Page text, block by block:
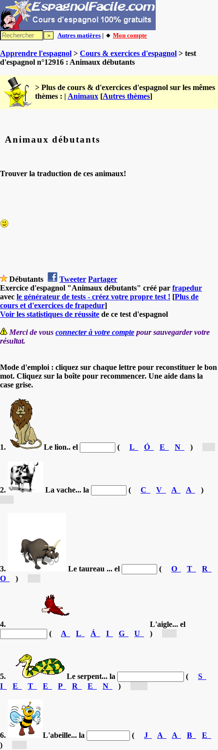
Autres matières | 🔸 Mon compte
Apprendre l'espagnol > Cours & exercices d'espagnol > test
d'espagnol n°12916 : Animaux débutants
> Plus de cours & d'exercices d'espagnol sur les mêmes
thèmes : | Animaux [Autres thèmes]
Animaux débutants
Trouver la traduction de ces animaux!
Débutants Tweeter Partager
Exercice d'espagnol "Animaux débutants" créé par frapedur
avec le générateur de tests - créez votre propre test ! [Plus de
cours et d'exercices de frapedur]
Voir les statistiques de réussite de ce test d'espagnol
Merci de vous connecter à votre compte pour sauvegarder votre
résultat.
Mode d'emploi : cliquez sur chaque lettre pour reconstituer le bon
mot. Cliquez sur la boîte pour recommencer. Une aide dans la
case grise.
1. Le lion.. el ( L Ó E N )
2. La vache... la ( C V A A
)
3. Le taureau ... el ( O T
R
O
)
4.
L'aigle... el
(
A L Á I G U )
5. Le serpent... la (
S
I
E T E P R E N )
6. L'abeille... la ( J A A B
E
)